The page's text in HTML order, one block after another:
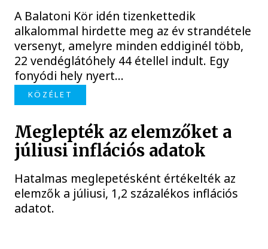
A Balatoni Kör idén tizenkettedik
alkalommal hirdette meg az év strandétele
versenyt, amelyre minden eddiginél több,
22 vendéglátóhely 44 étellel indult. Egy
fonyódi hely nyert...
KÖZÉLET
Meglepték az elemzőket a
júliusi inflációs adatok
Hatalmas meglepetésként értékelték az
elemzők a júliusi, 1,2 százalékos inflációs
adatot.